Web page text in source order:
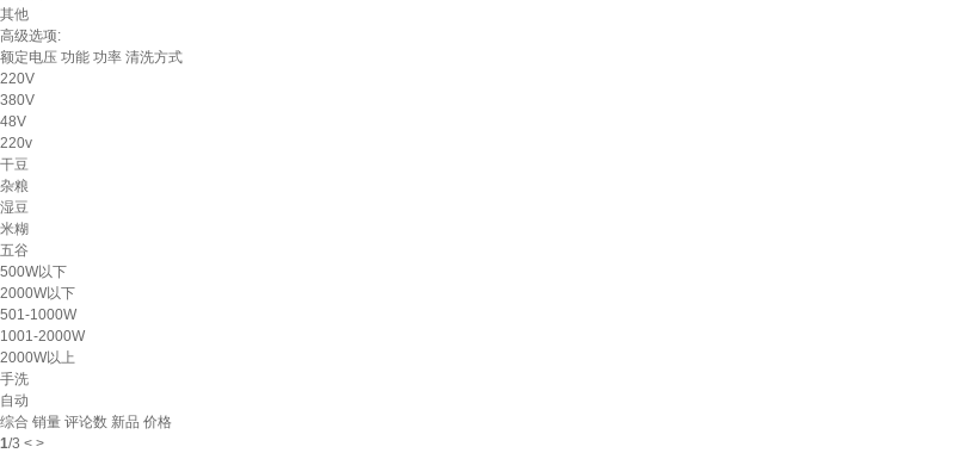
其他
高级选项:
额定电压 功能 功率 清洗方式
220V
380V
48V
220v
干豆
杂粮
湿豆
米糊
五谷
500W以下
2000W以下
501-1000W
1001-2000W
2000W以上
手洗
自动
综合 销量 评论数 新品 价格
1/3 < >